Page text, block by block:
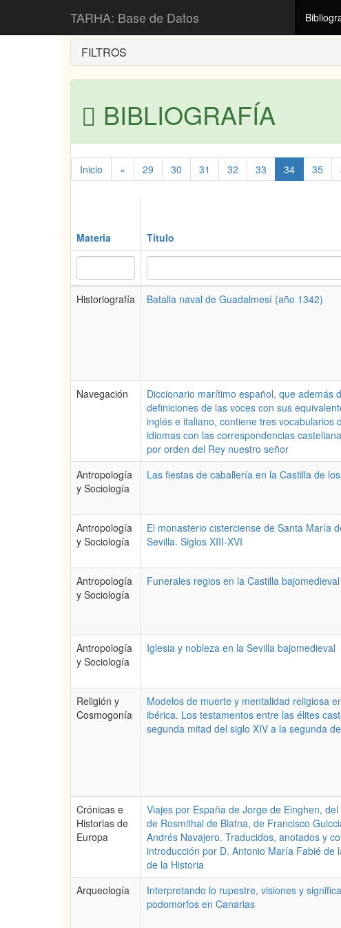
TARHA: Base de Datos
Inicio Bibliografía
FILTROS
BIBLIOGRAFÍA
Inicio « 29 30 31 32 33 34 35
Materia Título
Historiografía Batalla naval de Guadalmesí (año 1342)
Navegación
Diccionario marítimo español, que además
definiciones de las voces con sus
inglés e italiano, contiene tres vocabularios
idiomas con las correspondencias
por orden del Rey nuestro señor
Antropología
y Sociología
Las fiestas de caballería en la Castilla de
Antropología
y Sociología
El monasterio cisterciense de Santa María
Sevilla. Siglos XIII-XVI
Antropología
y Sociología
Funerales regios en la Castilla bajomedieval
Antropología
y Sociología
Iglesia y nobleza en la Sevilla bajomedieval
Religión y
Cosmogonía
Modelos de muerte y mentalidad religiosa
ibérica. Los testamentos entre las élites
segunda mitad del siglo XIV a la segunda
Crónicas e
Historias de
Europa
Viajes por España de Jorge de Einghen,
de Rosmithal de Blatna, de Francisco
Andrés Navajero. Traducidos, anotados y
introducción por D. Antonio María Fabié de
de la Historia
Arqueología
Interpretando lo rupestre, visiones y
podomorfos en Canarias